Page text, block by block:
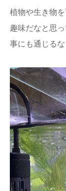
植物や生き物
趣味だなと思
事にも通じる